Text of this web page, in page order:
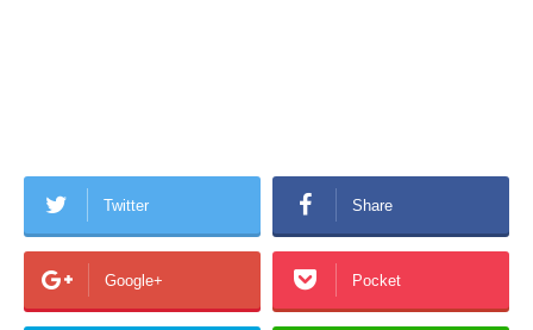
Twitter Share
Google+ Pocket